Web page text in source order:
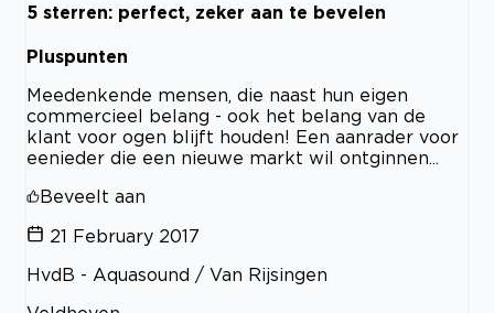
5 sterren: perfect, zeker aan te bevelen
Pluspunten
Meedenkende mensen, die naast hun eigen
commercieel belang - ook het belang van de
klant voor ogen blijft houden! Een aanrader voor
eenieder die een nieuwe markt wil ontginnen...
Beveelt aan
21 February 2017
HvdB - Aquasound / Van Rijsingen